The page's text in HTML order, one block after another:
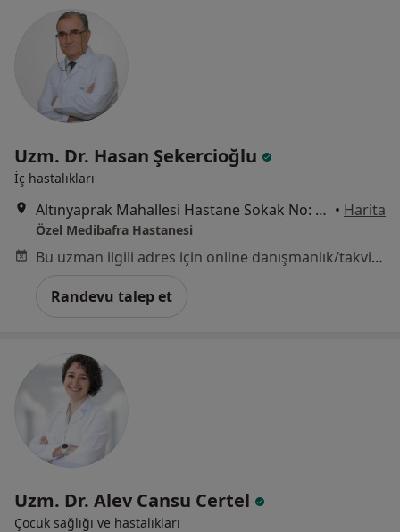
Uzm. Dr. Hasan Şekercioğlu
İç hastalıkları
Altınyaprak Mahallesi Hastane Sokak No: 27, Bafra • Harita
Özel Medibafra Hastanesi
Bu uzman ilgili adres için online danışmanlık/takvim sunmuyor.
Randevu talep et
Uzm. Dr. Alev Cansu Certel
Çocuk sağlığı ve hastalıkları